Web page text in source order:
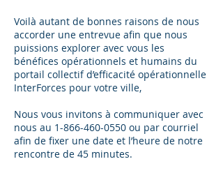
Voilà autant de bonnes raisons de nous
accorder une entrevue afin que nous
puissions explorer avec vous les
bénéfices opérationnels et humains du
portail collectif d’efficacité opérationnelle
InterForces pour votre ville,
Nous vous invitons à communiquer avec
nous au 1-866-460-0550 ou par courriel
afin de fixer une date et l’heure de notre
rencontre de 45 minutes.